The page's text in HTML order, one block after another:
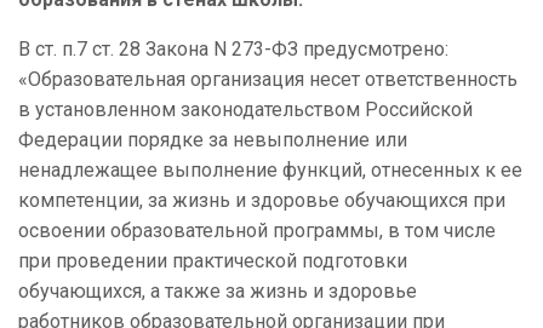
В ст. п.7 ст. 28 Закона N 273-ФЗ предусмотрено:
«Образовательная организация несет ответственность
в установленном законодательством Российской
Федерации порядке за невыполнение или
ненадлежащее выполнение функций, отнесенных к ее
компетенции, за жизнь и здоровье обучающихся при
освоении образовательной программы, в том числе
при проведении практической подготовки
обучающихся, а также за жизнь и здоровье
работников образовательной организации при